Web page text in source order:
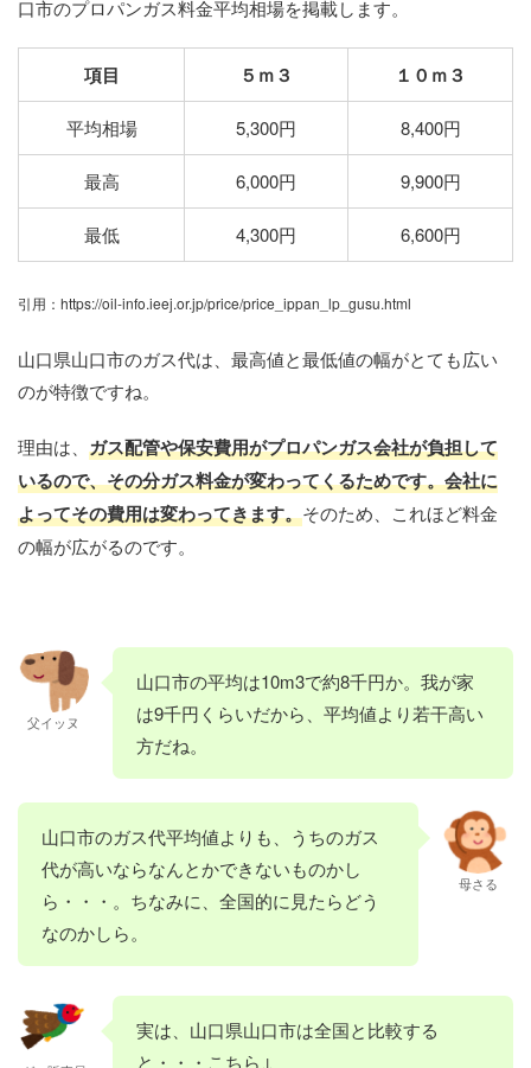
口市のプロパンガス料金平均相場を掲載します。
項目 ５ｍ３ １０ｍ３
平均相場 5,300円 8,400円
最高 6,000円 9,900円
最低 4,300円 6,600円
引用：https://oil-info.ieej.or.jp/price/price_ippan_lp_gusu.html
山口県山口市のガス代は、最高値と最低値の幅がとても広い
のが特徴ですね。
理由は、 ガス配管や保安費用がプロパンガス会社が負担して
いるので、その分ガス料金が変わってくるためです。会社に
よってその費用は変わってきます。そのため、これほど料金
の幅が広がるのです。
父イッヌ
山口市の平均は10m3で約8千円か。我が家
は9千円くらいだから、平均値より若干高い
方だね。
山口市のガス代平均値よりも、うちのガス
代が高いならなんとかできないものかし
ら・・・。ちなみに、全国的に見たらどう
なのかしら。
母さる
実は、山口県山口市は全国と比較する
と・・・こちら↓